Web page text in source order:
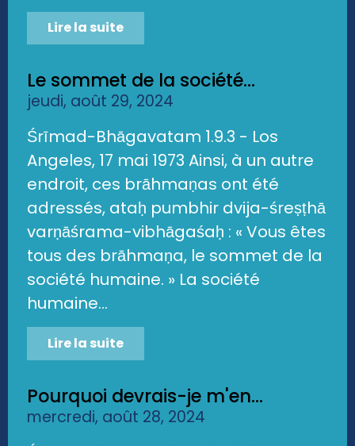
Lire la suite
Le sommet de la société...
jeudi, août 29, 2024
Śrīmad-Bhāgavatam 1.9.3 - Los
Angeles, 17 mai 1973 Ainsi, à un autre
endroit, ces brāhmaṇas ont été
adressés, ataḥ pumbhir dvija-śreṣṭhā
varṇāśrama-vibhāgaśaḥ : « Vous êtes
tous des brāhmaṇa, le sommet de la
société humaine. » La société
humaine...
Lire la suite
Pourquoi devrais-je m'en...
mercredi, août 28, 2024